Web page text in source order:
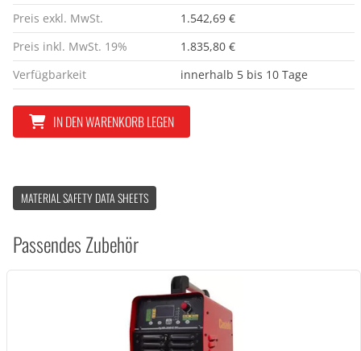
Preis exkl. MwSt.
1.542,69 €
Preis inkl. MwSt. 19%
1.835,80 €
Verfügbarkeit
innerhalb 5 bis 10 Tage
IN DEN WARENKORB LEGEN
MATERIAL SAFETY DATA SHEETS
Passendes Zubehör